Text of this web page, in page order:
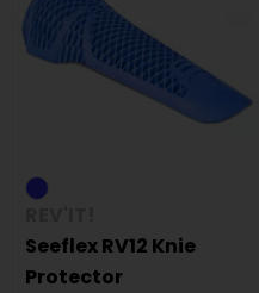
Seeflex RV12 Knie
Protector